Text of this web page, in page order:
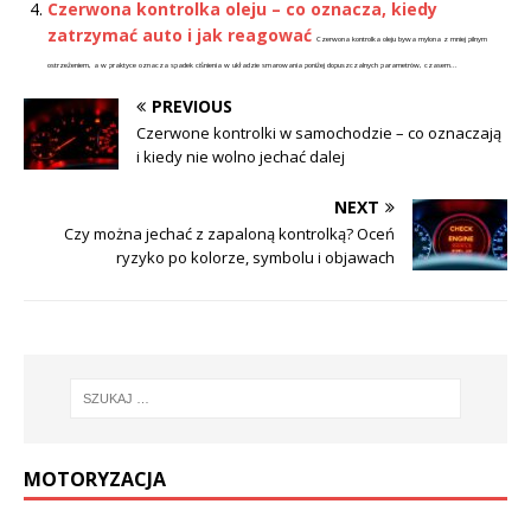
Czerwona kontrolka oleju – co oznacza, kiedy
zatrzymać auto i jak reagować Czerwona kontrolka oleju bywa mylona z mniej pilnym
ostrzeżeniem, a w praktyce oznacza spadek ciśnienia w układzie smarowania poniżej dopuszczalnych parametrów, czasem...
PREVIOUS
Czerwone kontrolki w samochodzie – co oznaczają
i kiedy nie wolno jechać dalej
NEXT
Czy można jechać z zapaloną kontrolką? Oceń
ryzyko po kolorze, symbolu i objawach
MOTORYZACJA